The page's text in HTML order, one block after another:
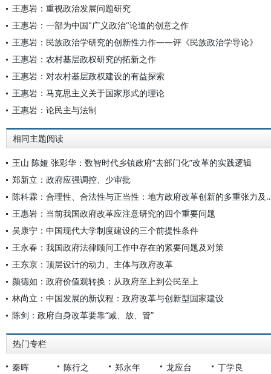
王惠岩：重视政治发展问题研究
王惠岩：一部为中国"广义政治"论道的创意之作
王惠岩：民族政治学研究的创新性力作——评《民族政治学导论》
王惠岩：农村基层政权研究的拓新之作
王惠岩：对农村基层政权建设的有益探索
王惠岩：马克思主义关于国家形式的理论
王惠岩：论民主与法制
相同主题阅读
王山 陈娅 张彩华：数智时代乡镇政府“去部门化”改革的实践逻辑
郑新立：政府应强调控、少审批
陈科霖：合理性、合法性与正
王惠岩：当前我国政府改革应注意研究的四个重要问题
吴康宁：中国现代大学制度建设的三个前提性条件
王永春：我国政府法律顾问工作中存在的紧要问题及对策
王东京：顶层设计的动力、主体与政府改革
颜德如：政府价值观转换：从政府至上到公民至上
林尚立：中国发展的新议程：政府改革与创新型国家建设
陈剑：政府自身改革要靠“减、放、管”
热门专栏
秦晖 陈行之 郑永年 龙应台 丁学良